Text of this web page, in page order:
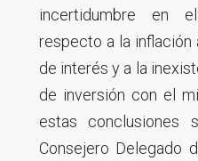
incertidumbre en
respecto a la inflación
de interés y a la
de inversión con el
estas conclusiones
Consejero Delegado